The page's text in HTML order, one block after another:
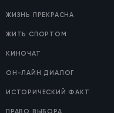
ЖИЗНЬ ПРЕКРАСНА
ЖИТЬ СПОРТОМ
КИНОЧАТ
ОН-ЛАЙН ДИАЛОГ
ИСТОРИЧЕСКИЙ ФАКТ
ПРАВО ВЫБОРА